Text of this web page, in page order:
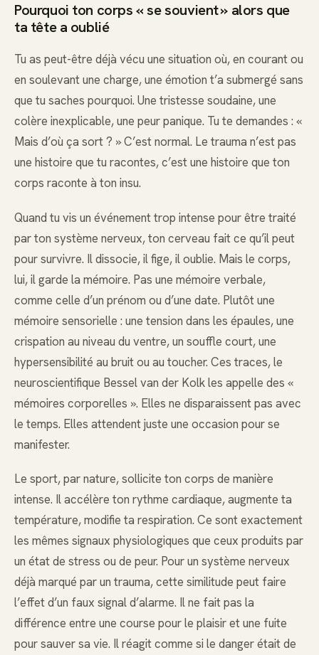
Pourquoi ton corps « se souvient » alors que
ta tête a oublié
Tu as peut-être déjà vécu une situation où, en courant ou
en soulevant une charge, une émotion t’a submergé sans
que tu saches pourquoi. Une tristesse soudaine, une
colère inexplicable, une peur panique. Tu te demandes : «
Mais d’où ça sort ? » C’est normal. Le trauma n’est pas
une histoire que tu racontes, c’est une histoire que ton
corps raconte à ton insu.
Quand tu vis un événement trop intense pour être traité
par ton système nerveux, ton cerveau fait ce qu’il peut
pour survivre. Il dissocie, il fige, il oublie. Mais le corps,
lui, il garde la mémoire. Pas une mémoire verbale,
comme celle d’un prénom ou d’une date. Plutôt une
mémoire sensorielle : une tension dans les épaules, une
crispation au niveau du ventre, un souffle court, une
hypersensibilité au bruit ou au toucher. Ces traces, le
neuroscientifique Bessel van der Kolk les appelle des «
mémoires corporelles ». Elles ne disparaissent pas avec
le temps. Elles attendent juste une occasion pour se
manifester.
Le sport, par nature, sollicite ton corps de manière
intense. Il accélère ton rythme cardiaque, augmente ta
température, modifie ta respiration. Ce sont exactement
les mêmes signaux physiologiques que ceux produits par
un état de stress ou de peur. Pour un système nerveux
déjà marqué par un trauma, cette similitude peut faire
l’effet d’un faux signal d’alarme. Il ne fait pas la
différence entre une course pour le plaisir et une fuite
pour sauver sa vie. Il réagit comme si le danger était de